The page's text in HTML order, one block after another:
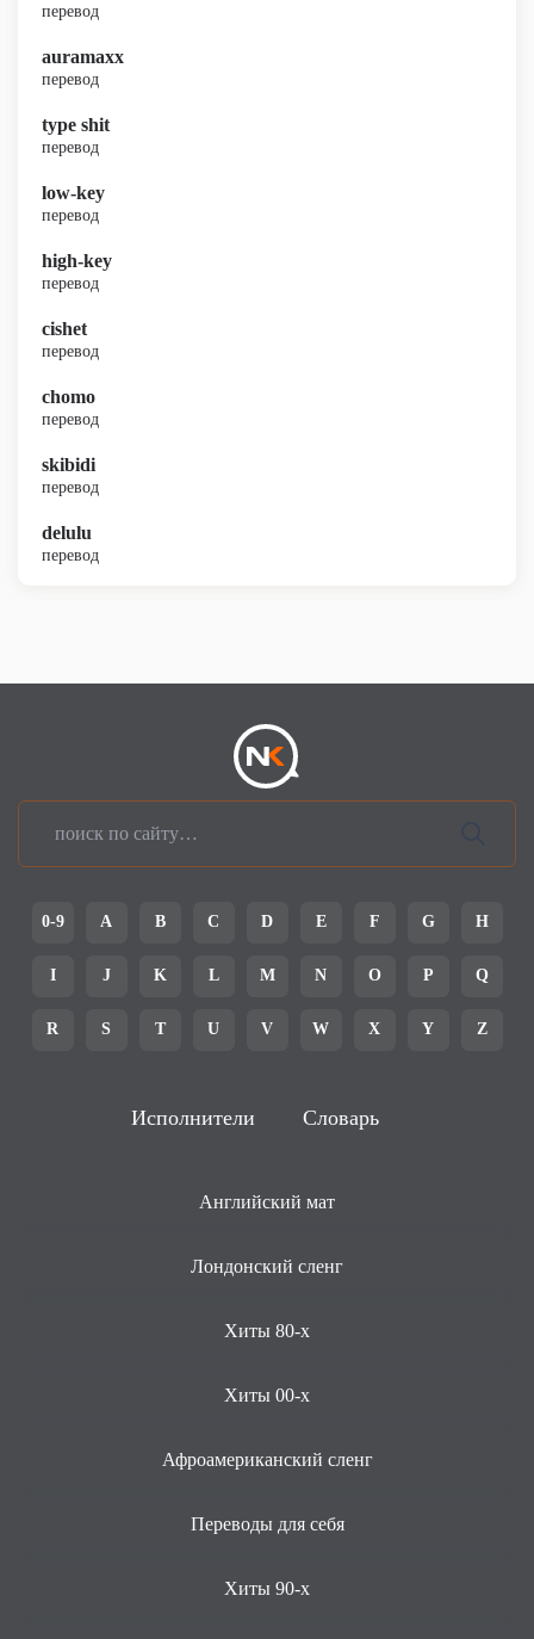
перевод
auramaxx
перевод
type shit
перевод
low-key
перевод
high-key
перевод
cishet
перевод
chomo
перевод
skibidi
перевод
delulu
перевод
0-9 A B C D E F G H
I J K L M N O P Q
R S T U V W X Y Z
Исполнители Словарь
Английский мат
Лондонский сленг
Хиты 80-х
Хиты 00-х
Афроамериканский сленг
Переводы для себя
Хиты 90-х